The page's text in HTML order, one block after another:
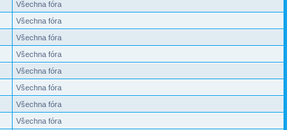
Všechna fóra
Všechna fóra
Všechna fóra
Všechna fóra
Všechna fóra
Všechna fóra
Všechna fóra
Všechna fóra